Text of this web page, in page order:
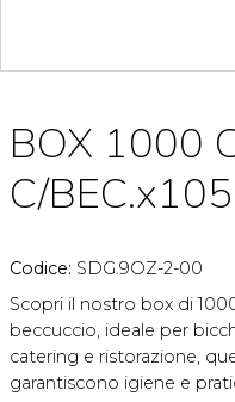
BOX 1000
C/
Codice: SDG.9OZ-2-00
Scopri il nostro box di
beccuccio, ideale per
catering e ristorazione,
garantiscono igiene e